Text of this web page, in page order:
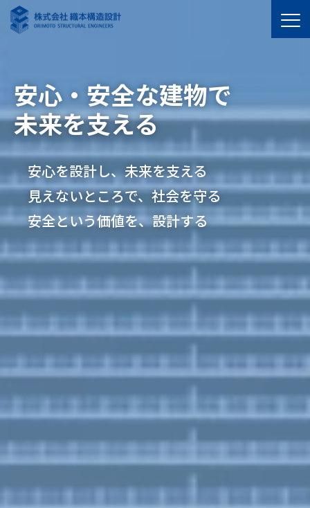
安心・安全な建物で
未来を支える
安心を設計し、未来を支える
見えないところで、社会を守る
安全という価値を、設計する